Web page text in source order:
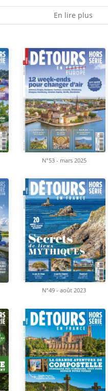
En lire plus
N°53 - mars 2025
N°49 - août 2023